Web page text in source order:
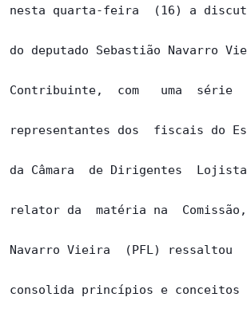
nesta quarta-feira  (16) a
do deputado Sebastião Navarro
Contribuinte,  com   uma  série
representantes dos  fiscais do
da Câmara  de Dirigentes
relator da  matéria na
Navarro Vieira  (PFL) ressaltou
consolida princípios e